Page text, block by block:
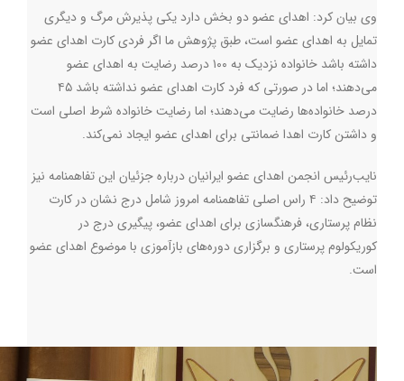
وی بیان کرد: اهدای عضو دو بخش دارد یکی پذیرش مرگ و دیگری
تمایل به اهدای عضو است، طبق پژوهش ما اگر فردی کارت اهدای عضو
داشته باشد خانواده نزدیک به ۱۰۰ درصد رضایت به اهدای عضو
می‌دهند؛ اما در صورتی که فرد کارت اهدای عضو نداشته باشد ۴۵
درصد خانواده‌ها رضایت می‌دهند؛ اما رضایت خانواده شرط اصلی است
و داشتن کارت اهدا ضمانتی برای اهدای عضو ایجاد نمی‌کند.
نایب‌رئیس انجمن اهدای عضو ایرانیان درباره جزئیان این تفاهمنامه نیز
توضیح داد: ۴ راس اصلی تفاهمنامه امروز شامل درج نشان در کارت
نظام پرستاری، فرهنگسازی برای اهدای عضو، پیگیری درج در
کوریکولوم پرستاری و برگزاری دوره‌های بازآموزی با موضوع اهدای عضو
است.